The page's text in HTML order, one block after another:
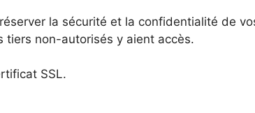
la sécurité et la confidentialité de
tiers non-autorisés y aient accès.
SSL.